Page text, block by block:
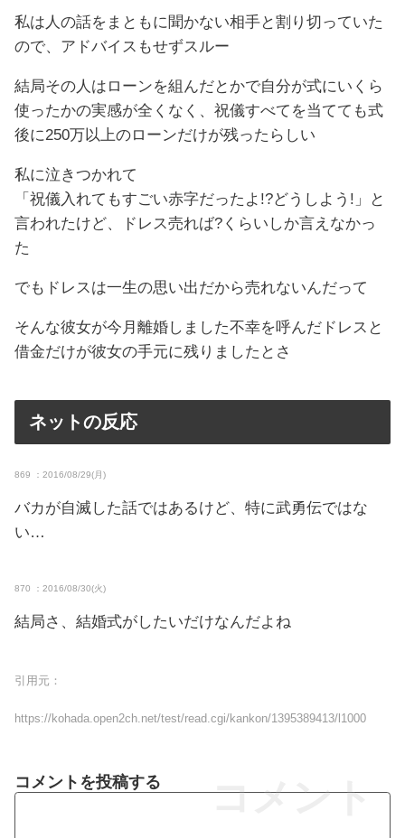
私は人の話をまともに聞かない相手と割り切っていた
ので、アドバイスもせずスルー
結局その人はローンを組んだとかで自分が式にいくら
使ったかの実感が全くなく、祝儀すべてを当てても式
後に250万以上のローンだけが残ったらしい
私に泣きつかれて
「祝儀入れてもすごい赤字だったよ!?どうしよう!」と
言われたけど、ドレス売れば?くらいしか言えなかっ
た
でもドレスは一生の思い出だから売れないんだって
そんな彼女が今月離婚しました不幸を呼んだドレスと
借金だけが彼女の手元に残りましたとさ
ネットの反応
869 ：2016/08/29(月)
バカが自滅した話ではあるけど、特に武勇伝ではな
い…
870 ：2016/08/30(火)
結局さ、結婚式がしたいだけなんだよね
引用元：
https://kohada.open2ch.net/test/read.cgi/kankon/1395389413/l1000
コメント
コメントを投稿する